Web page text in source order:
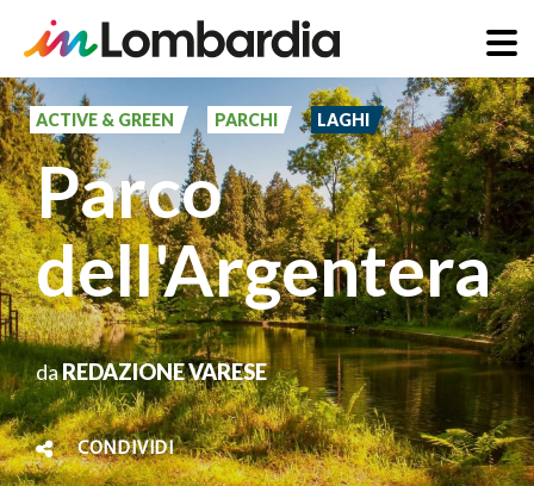
Salta
al
contenuto
principale
ACTIVE & GREEN PARCHI LAGHI
Parco
dell'Argentera
daREDAZIONE VARESE
CONDIVIDI